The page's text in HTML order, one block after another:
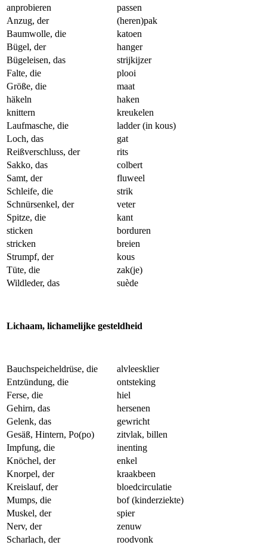
anprobieren
passen
Anzug, der
(heren)pak
Baumwolle, die
katoen
Bügel, der
hanger
Bügeleisen, das
strijkijzer
Falte, die
plooi
Größe, die
maat
häkeln
haken
knittern
kreukelen
Laufmasche, die
ladder (in kous)
Loch, das
gat
Reißverschluss, der
rits
Sakko, das
colbert
Samt, der
fluweel
Schleife, die
strik
Schnürsenkel, der
veter
Spitze, die
kant
sticken
borduren
stricken
breien
Strumpf, der
kous
Tüte, die
zak(je)
Wildleder, das
suède
Lichaam, lichamelijke gesteldheid
Bauchspeicheldrüse, die
alvleesklier
Entzündung, die
ontsteking
Ferse, die
hiel
Gehirn, das
hersenen
Gelenk, das
gewricht
Gesäß, Hintern, Po(po)
zitvlak, billen
Impfung, die
inenting
Knöchel, der
enkel
Knorpel, der
kraakbeen
Kreislauf, der
bloedcirculatie
Mumps, die
bof (kinderziekte)
Muskel, der
spier
Nerv, der
zenuw
Scharlach, der
roodvonk